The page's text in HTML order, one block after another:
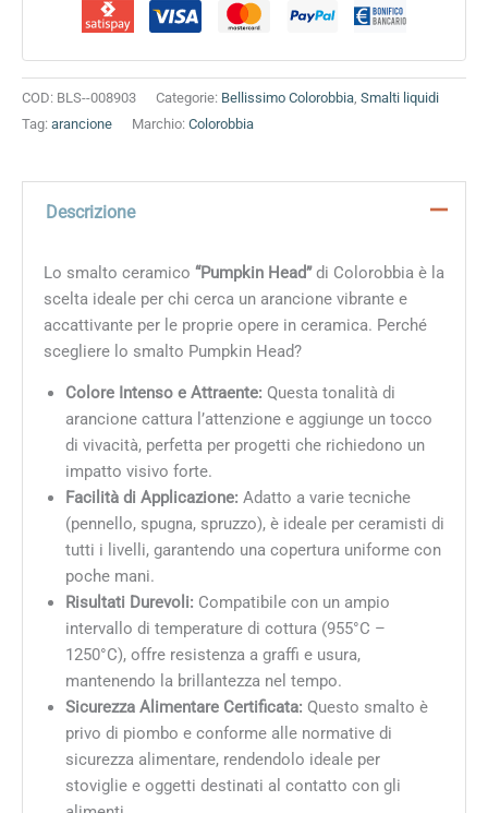
COD: BLS--008903 Categorie: Bellissimo Colorobbia, Smalti liquidi
Tag: arancione Marchio: Colorobbia
Descrizione
Lo smalto ceramico “Pumpkin Head”di Colorobbia è la
scelta ideale per chi cerca un arancione vibrante e
accattivante per le proprie opere in ceramica. Perché
scegliere lo smalto Pumpkin Head?
Colore Intenso e Attraente: Questa tonalità di
arancione cattura l’attenzione e aggiunge un tocco
di vivacità, perfetta per progetti che richiedono un
impatto visivo forte.
Facilità di Applicazione: Adatto a varie tecniche
(pennello, spugna, spruzzo), è ideale per ceramisti di
tutti i livelli, garantendo una copertura uniforme con
poche mani.
Risultati Durevoli: Compatibile con un ampio
intervallo di temperature di cottura (955°C –
1250°C), offre resistenza a graffi e usura,
mantenendo la brillantezza nel tempo.
Sicurezza Alimentare Certificata: Questo smalto è
privo di piombo e conforme alle normative di
sicurezza alimentare, rendendolo ideale per
stoviglie e oggetti destinati al contatto con gli